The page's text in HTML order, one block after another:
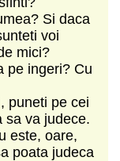
Si daca
voi
mici?
pe ingeri? Cu
puneti pe cei
sa va judece.
este, oare,
poata judeca